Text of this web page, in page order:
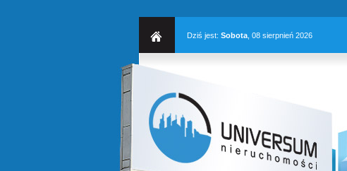
Dziś jest: Sobota , 08 sierpnień 2026